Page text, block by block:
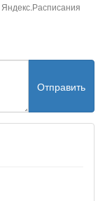
Яндекс.Расписания
Отправить